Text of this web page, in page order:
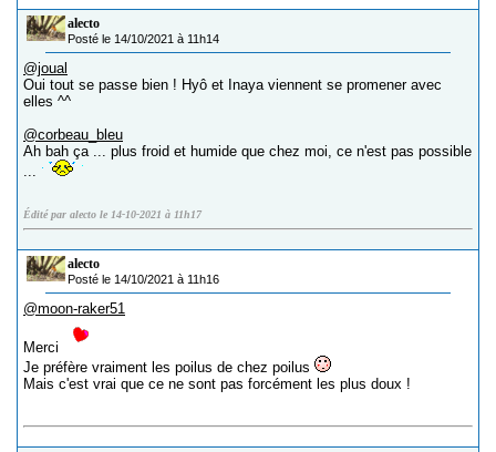
alecto
Posté le 14/10/2021 à 11h14
@joual
Oui tout se passe bien ! Hyô et Inaya viennent se promener avec
elles ^^
@corbeau_bleu
Ah bah ça ... plus froid et humide que chez moi, ce n'est pas possible
...
Édité par alecto le 14-10-2021 à 11h17
alecto
Posté le 14/10/2021 à 11h16
@moon-raker51
Merci
Je préfère vraiment les poilus de chez poilus
Mais c'est vrai que ce ne sont pas forcément les plus doux !